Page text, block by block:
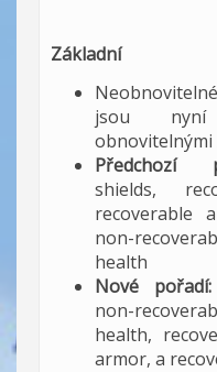
Základní
jsou nyní
obnovitelnými
Předchozí
shields,
recoverable
non-
health
Nové pořadí:
non-
health,
armor, a